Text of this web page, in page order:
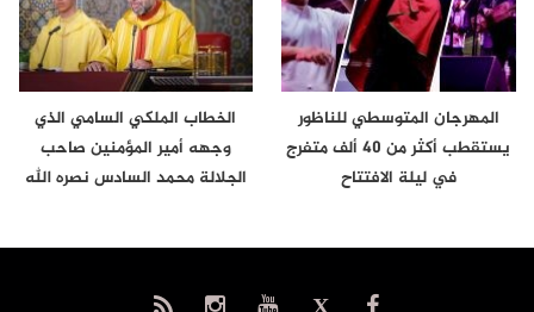
المهرجان المتوسطي للناظور
يستقطب أكثر من 40 ألف متفرج
في ليلة الافتتاح
الخطاب الملكي السامي الذي
وجهه أمير المؤمنين صاحب
الجلالة محمد السادس نصره الله